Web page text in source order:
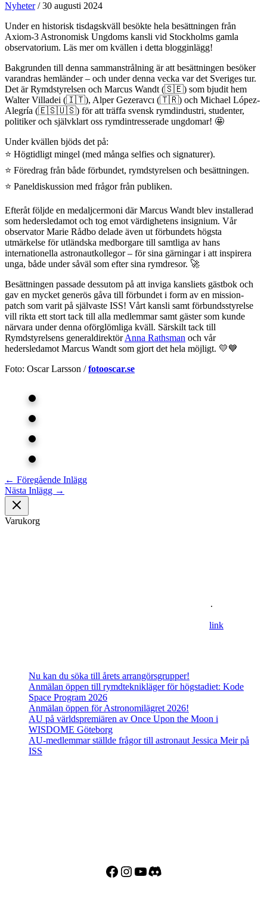
Nyheter/30 augusti 2024
Under en historisk tisdagskväll besökte hela besättningen från
Axiom-3 Astronomisk Ungdoms kansli vid Stockholms gamla
observatorium. Läs mer om kvällen i detta blogginlägg!
Bakgrunden till denna sammanstrålning är att besättningen besöker
varandras hemländer – och under denna vecka var det Sveriges tur.
Det är Rymdstyrelsen och Marcus Wandt (🇸🇪) som bjudit hem
Walter Villadei (🇮🇹), Alper Gezeravcı (🇹🇷) och Michael López-
Alegría (🇪🇸🇺🇸) för att träffa svensk rymdindustri, studenter,
politiker och självklart oss rymdintresserade ungdomar! 🤩
Under kvällen bjöds det på:
⭐ Högtidligt mingel (med många selfies och signaturer).
⭐ Föredrag från både förbundet, rymdstyrelsen och besättningen.
⭐ Paneldiskussion med frågor från publiken.
Efteråt följde en medaljcermoni där Marcus Wandt blev installerad
som hedersledamot och tog emot värdighetens insignium. Vår
observator Marie Rådbo delade även ut förbundets högsta
utmärkelse för utländska medborgare till samtliga av hans
internationella astronautkollegor – för sina gärningar i att inspirera
unga, både under såväl som efter sina rymdresor. 🚀
Besättningen passade dessutom på att inviga kansliets gästbok och
gav en mycket generös gåva till förbundet i form av en mission-
patch som varit på självaste ISS! Vårt kansli samt förbundsstyrelse
vill rikta ett stort tack till alla medlemmar samt gäster som kunde
närvara under denna oförglömliga kväll. Särskilt tack till
Rymdstyrelsens generaldirektörAnna Rathsman och vår
hedersledamot Marcus Wandt som gjort det hela möjligt. 💛💙
Foto: Oscar Larsson /fotooscar.se
← Föregående Inlägg
Nästa Inlägg →
Varukorg
.
link
Nu kan du söka till årets arrangörsgrupper!
Anmälan öppen till rymdteknikläger för högstadiet: Kode
Space Program 2026
Anmälan öppen för Astronomilägret 2026!
AU på världspremiären av Once Upon the Moon i
WISDOME Göteborg
AU-medlemmar ställde frågor till astronaut Jessica Meir på
ISS
Facebook
Instagram
YouTube
Discord